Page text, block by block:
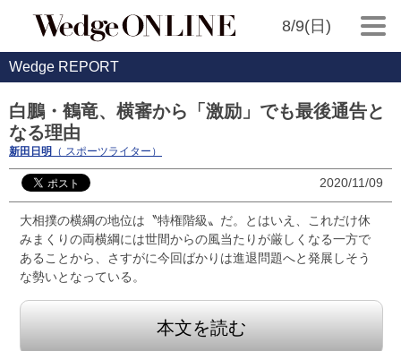
8/9(日)
Wedge REPORT
白鵬・鶴竜、横審から「激励」でも最後通告と
なる理由
新田日明 （ スポーツライター）
2020/11/09
大相撲の横綱の地位は〝特権階級〟だ。とはいえ、これだけ休
みまくりの両横綱には世間からの風当たりが厳しくなる一方で
あることから、さすがに今回ばかりは進退問題へと発展しそう
な勢いとなっている。
本文を読む